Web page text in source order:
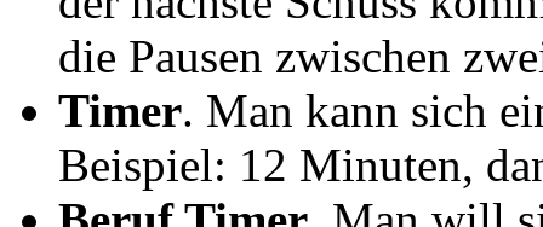
die Pausen zwischen
Timer. Man kann sich
Beispiel: 12 Minuten,